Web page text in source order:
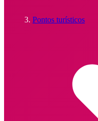
Pontos turísticos